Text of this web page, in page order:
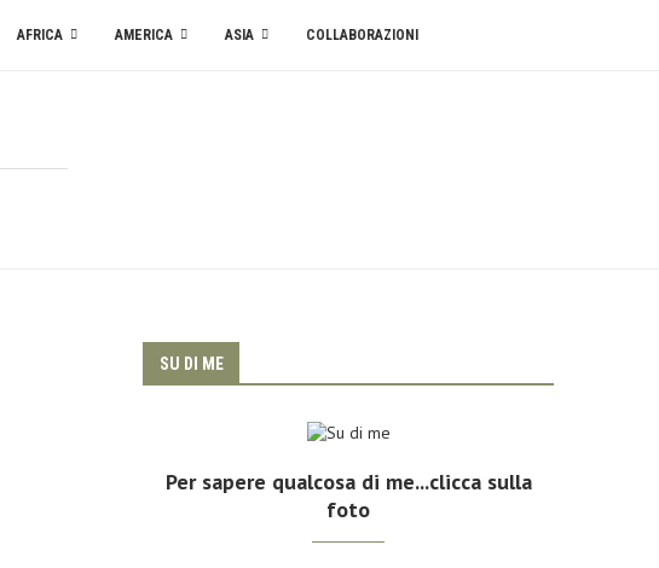
AFRICA AMERICA ASIA COLLABORAZIONI
SU DI ME
Per sapere qualcosa di me...clicca sulla
foto